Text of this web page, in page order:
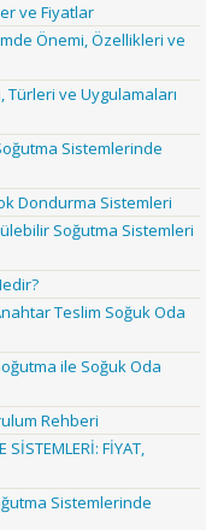
ve Fiyatlar
Önemi, Özellikleri ve
ve Uygulamaları
Sistemlerinde
Dondurma Sistemleri
Soğutma Sistemleri
Teslim Soğuk Oda
ile Soğuk Oda
Rehberi
SİSTEMLERİ: FİYAT,
Sistemlerinde